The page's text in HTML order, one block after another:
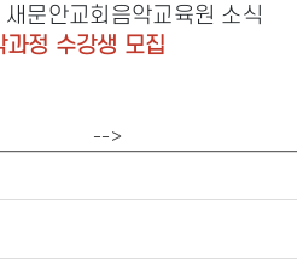
문안교회음악교육원 소식
정 수강생 모집
-->